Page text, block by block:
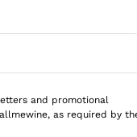
che
and promotional
as required by